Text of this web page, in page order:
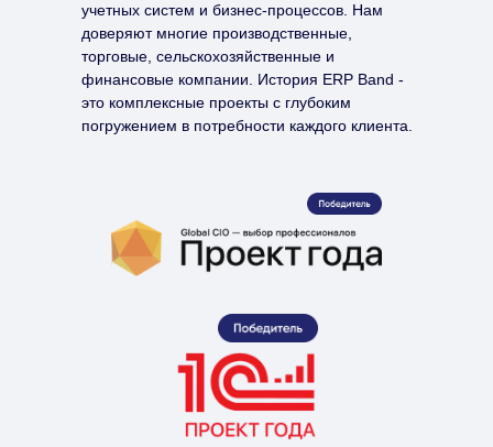
учетных систем и бизнес-процессов. Нам
доверяют многие производственные,
торговые, сельскохозяйственные и
финансовые компании. История ERP Band -
это комплексные проекты с глубоким
погружением в потребности каждого клиента.